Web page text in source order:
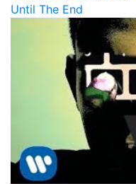
Until The End